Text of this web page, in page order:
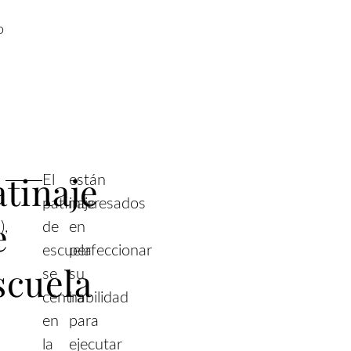
El
patinaje
de
escuela
se
centra
en
la
están
interesados
en
perfeccionar
su
habilidad
para
ejecutar